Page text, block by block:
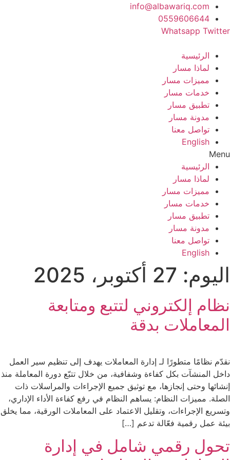
Skip
content
info@albawariq.com
0559606644
Whatsapp Twitter
الرئيسية
لماذا مسار
مميزات مسار
خدمات مسار
تطبيق مسار
مدونة مسار
تواصل معنا
English
Menu
الرئيسية
لماذا مسار
مميزات مسار
خدمات مسار
تطبيق مسار
مدونة مسار
تواصل معنا
English
اليوم: 27 أكتوبر، 2025
نظام إلكتروني لتتبع ومتابعة
المعاملات بدقة
نقدّم نظامًا متطورًا لـ إدارة المعاملات يهدف إلى تنظيم سير العمل
داخل المنشآت بكل كفاءة وشفافية، من خلال تتبّع دورة المعاملة منذ
إنشائها وحتى إنجازها، مع توثيق جميع الإجراءات والمراسلات ذات
الصلة. مميزات النظام: يساهم النظام في رفع كفاءة الأداء الإداري،
وتسريع الإجراءات، وتقليل الاعتماد على المعاملات الورقية، مما يخلق
بيئة عمل رقمية فعّالة تدعم […]
تحول رقمي شامل في إدارة